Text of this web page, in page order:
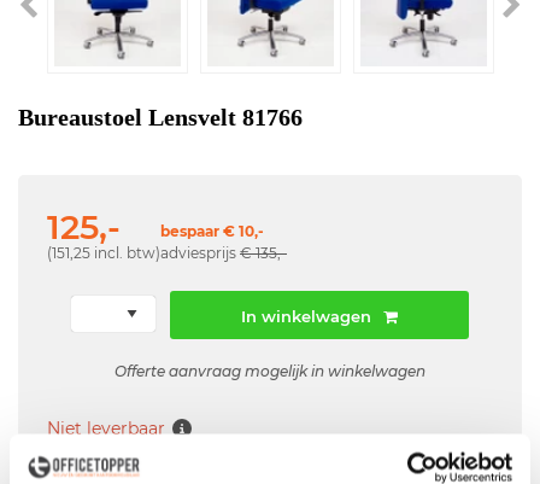
Bureaustoel Lensvelt 81766
125,-
(151,25 incl. btw)
bespaar € 10,-
adviesprijs € 135,-
In winkelwagen
Offerte aanvraag mogelijk in winkelwagen
Niet leverbaar